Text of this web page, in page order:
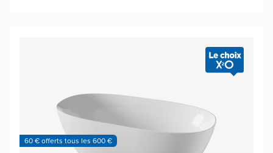
60 € offerts tous les 600 €